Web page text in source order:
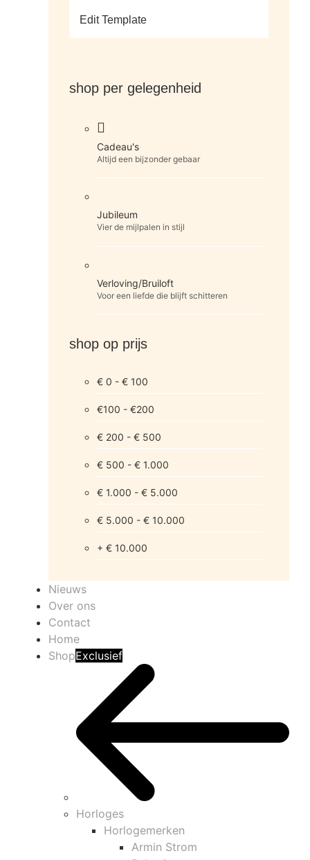
Edit Template
shop per gelegenheid
Cadeau's
Altijd een bijzonder gebaar
Jubileum
Vier de mijlpalen in stijl
Verloving/Bruiloft
Voor een liefde die blijft schitteren
shop op prijs
€ 0 - € 100
€100 - €200
€ 200 - € 500
€ 500 - € 1.000
€ 1.000 - € 5.000
€ 5.000 - € 10.000
+ € 10.000
Nieuws
Over ons
Contact
Home
ShopExclusief
Horloges
Horlogemerken
Armin Strom